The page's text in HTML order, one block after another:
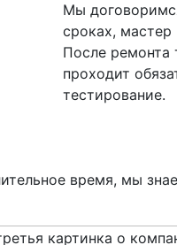
Мы
сроках, мастер
После ремонта
проходит
тестирование.
время, мы